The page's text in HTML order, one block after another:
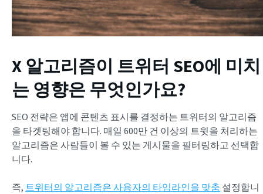
X 알고리즘이 트위터 SEO에 미치
는 영향은 무엇인가요?
SEO 전략은 앱에 콘텐츠 표시를 결정하는 트위터의 알고리즘
을 타겟팅해야 합니다. 매일 600만 건 이상의 트윗을 처리하는
알고리즘은 사람들이 볼 수 있는 게시물을 필터링하고 선택합
니다.
즉, 트위터의 알고리즘은 사용자의 타임라인을 맞춤 설정합니